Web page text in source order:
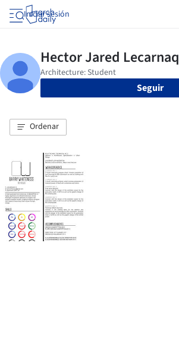
Iniciar sesión
Seguir
Ordenar